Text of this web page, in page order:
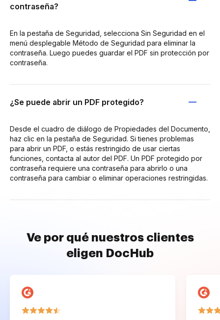
contraseña?
En la pestaña de Seguridad, selecciona Sin Seguridad en el
menú desplegable Método de Seguridad para eliminar la
contraseña. Luego puedes guardar el PDF sin protección por
contraseña.
¿Se puede abrir un PDF protegido?
Desde el cuadro de diálogo de Propiedades del Documento,
haz clic en la pestaña de Seguridad. Si tienes problemas
para abrir un PDF, o estás restringido de usar ciertas
funciones, contacta al autor del PDF. Un PDF protegido por
contraseña requiere una contraseña para abrirlo o una
contraseña para cambiar o eliminar operaciones restringidas.
Ve por qué nuestros clientes
eligen DocHub